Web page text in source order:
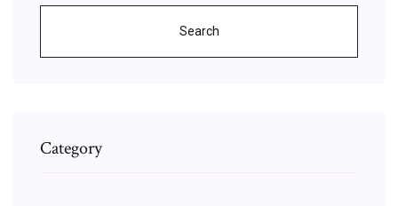
Search
Category